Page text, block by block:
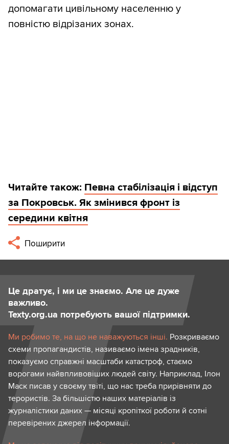
допомагати цивільному населенню у
повністю відрізаних зонах.
Читайте також: Певна стабілізація і відступ
за Покровськ. Як змінився фронт із
середини квітня
Поширити
Це дратує, і ми це знаємо. Але це дуже
важливо.
Texty.org.ua потребують вашої підтримки.
Ми робимо те, на що не наважуються інші. Розкриваємо
схеми пропагандистів, називаємо імена зрадників,
показуємо справжні масштаби катастроф, стаємо
ворогами найвпливовіших людей світу. Наприклад, Ілон
Маск писав у своєму твіті, що нас треба прирівняти до
терористів. За більшістю наших матеріалів із
журналістики даних — місяці кропіткої роботи й сотні
перевірених джерел інформації.